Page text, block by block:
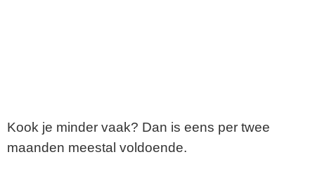
Kook je minder vaak? Dan is eens per twee
maanden meestal voldoende.